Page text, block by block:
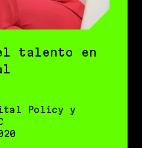
talento en
Policy y